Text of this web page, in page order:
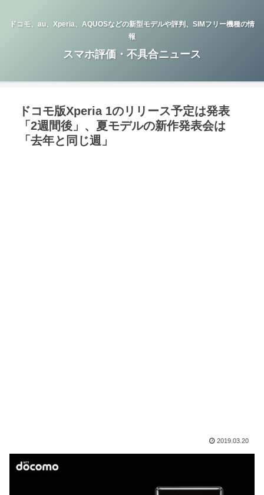
ドコモ、au、Xperia、AQUOSなどの新型モデルや評判、SIMフリー機種の情
報
スマホ評価・不具合ニュース
ドコモ版Xperia 1のリリース予定は発表
「2週間後」、夏モデルの新作発表会は
「去年と同じ週」
2019.03.20